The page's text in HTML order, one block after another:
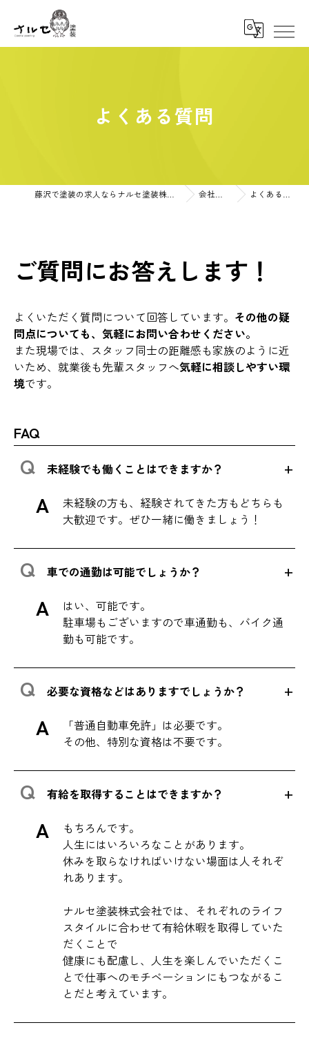
よくある質問
会社概要 よくある質問
ご質問にお答えします！
よくいただく質問について回答しています。 その他の疑
問点についても、気軽にお問い合わせください。
また現場では、スタッフ同士の距離感も家族のように近
いため、就業後も先輩スタッフへ気軽に相談しやすい環
境です。
FAQ
未経験でも働くことはできますか？
未経験の方も、経験されてきた方もどちらも
大歓迎です。ぜひ一緒に働きましょう！
車での通勤は可能でしょうか？
はい、可能です。
駐車場もございますので車通勤も、バイク通
勤も可能です。
必要な資格などはありますでしょうか？
「普通自動車免許」は必要です。
その他、特別な資格は不要です。
有給を取得することはできますか？
もちろんです。
人生にはいろいろなことがあります。
休みを取らなければいけない場面は人それぞ
れあります。
ナルセ塗装株式会社では、それぞれのライフ
スタイルに合わせて有給休暇を取得していた
だくことで
健康にも配慮し、人生を楽しんでいただくこ
とで仕事へのモチベーションにもつながるこ
とだと考えています。